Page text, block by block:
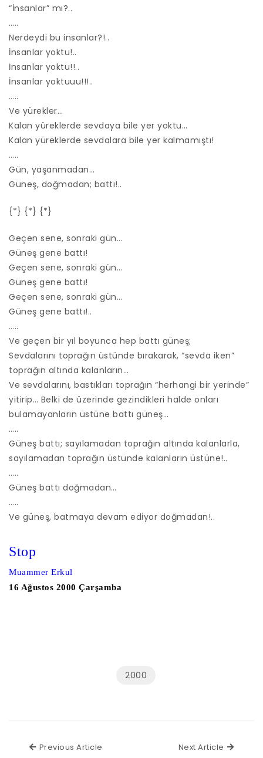
“İnsanlar” mı?..
…..
Nerdeydi bu insanlar?!..
İnsanlar yoktu!..
İnsanlar yoktu!!..
İnsanlar yoktuuu!!!..
…..
Ve yürekler…
Kalan yüreklerde sevdaya bile yer yoktu…
Kalan yüreklerde sevdalara bile yer kalmamıştı!
…..
Gün, yaşanmadan…
Güneş, doğmadan; battı!..
{*} {*} {*}
Geçen sene, sonraki gün…
Güneş gene battı!
Geçen sene, sonraki gün…
Güneş gene battı!
Geçen sene, sonraki gün…
Güneş gene battı!..
…..
Ve geçen bir yıl boyunca hep battı güneş;
Sevdalarını toprağın üstünde bırakarak, “sevda iken”
toprağın altında kalanların…
Ve sevdalarını, bastıkları toprağın “herhangi bir yerinde”
yitirip… Belki de üzerinde gezindikleri halde onları
bulamayanların üstüne battı güneş…
…..
Güneş battı; sayılamadan toprağın altında kalanlarla,
sayılamadan toprağın üstünde kalanların üstüne!..
…..
Güneş battı doğmadan…
…..
Ve güneş, batmaya devam ediyor doğmadan!..
Stop
Muammer Erkul
16 Ağustos 2000 Çarşamba
2000
Previous Article Next Article Next